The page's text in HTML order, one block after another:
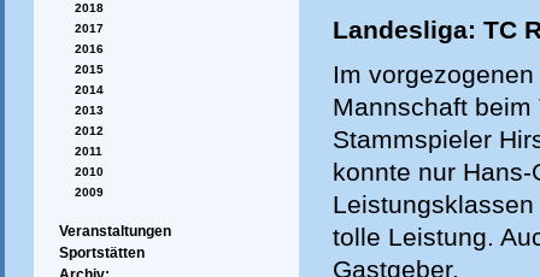
2018
2017
2016
2015
2014
2013
2012
2011
2010
2009
Veranstaltungen
Sportstätten
Landesliga: TC
Im
Mannschaft
Stammspieler
konnte nur Hans-
tolle Leistung.
Gastgeber.